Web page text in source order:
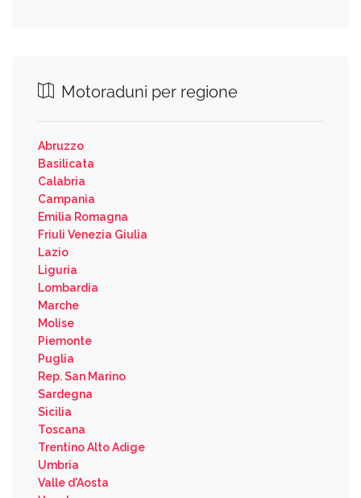
Motoraduni per regione
Abruzzo
Basilicata
Calabria
Campania
Emilia Romagna
Friuli Venezia Giulia
Lazio
Liguria
Lombardia
Marche
Molise
Piemonte
Puglia
Rep. San Marino
Sardegna
Sicilia
Toscana
Trentino Alto Adige
Umbria
Valle d'Aosta